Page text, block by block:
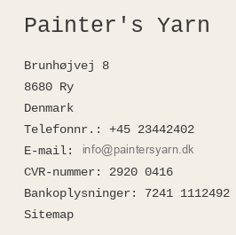
Painter's Yarn
Brunhøjvej 8
8680 Ry
Denmark
Telefonnr. :
+45 23442402
E-mail:
CVR-nummer:
2920 0416
Bankoplysninger:
7241 1112492
Sitemap